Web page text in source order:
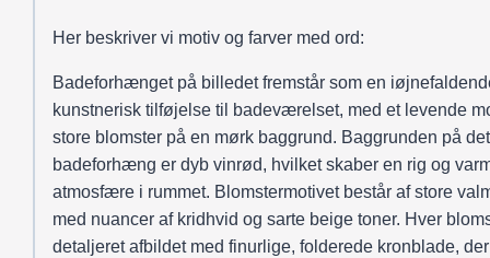
Her beskriver vi motiv og farver med ord:
Badeforhænget på billedet fremstår som en
kunstnerisk tilføjelse til badeværelset, med et levende
store blomster på en mørk baggrund. Baggrunden på
badeforhæng er dyb vinrød, hvilket skaber en rig og
atmosfære i rummet. Blomstermotivet består af store
med nuancer af kridhvid og sarte beige toner. Hver
detaljeret afbildet med finurlige, folderede kronblade, der